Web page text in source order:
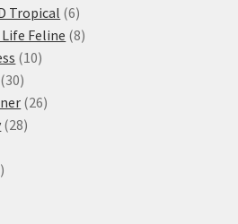
produktů
Tropical 66
produktů
Feline 88
1010
3030
produktů
2626
2828
6